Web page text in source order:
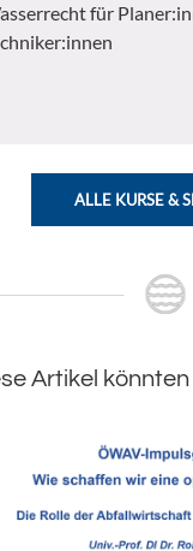
für
ALLE KURSE &
Artikel